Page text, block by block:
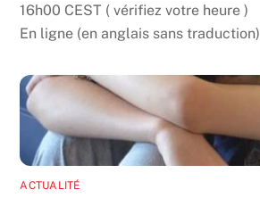
16h00 CEST ( vérifiez votre heure )
En ligne (en anglais sans traduction)
ACTUALITÉ